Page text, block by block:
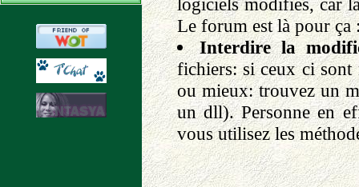
logiciels modifiés, car
Le forum est là pour ça
Interdire la
fichiers: si ceux ci
ou mieux: trouvez un
un dll). Personne en
vous utilisez les